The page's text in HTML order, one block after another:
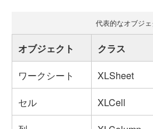
代表的なオブジェ
オブジェクト
クラス
ワークシート
XLSheet
セル
XLCell